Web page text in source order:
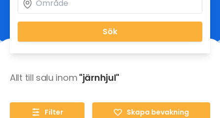
Sök
Allt till salu inom "järnhjul"
Filter Skapa bevakning